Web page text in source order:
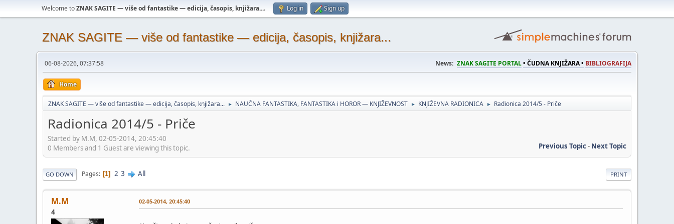
Welcome toZNAK SAGITE — više od fantastike — edicija, časopis, knjižara.... Log in Sign up
ZNAK SAGITE — više od fantastike — edicija, časopis, knjižara...
06-08-2026, 07:37:58 News: ZNAK SAGITE PORTAL• ČUDNA KNJIŽARA • BIBLIOGRAFIJA
Home
ZNAK SAGITE — više od fantastike — edicija, časopis, knjižara... ► NAUČNA FANTASTIKA, FANTASTIKA i HOROR — KNJIŽEVNOST ► KNJIŽEVNA RADIONICA ► Radionica 2014/5 - Priče
Radionica 2014/5 - Priče
Started by M.M, 02-05-2014, 20:45:40
Previous Topic- Next Topic
0 Members and 1 Guest are viewing this topic.
PRINT
GO DOWN Pages 1 2 3 All
M.M
4
02-05-2014, 20:45:40